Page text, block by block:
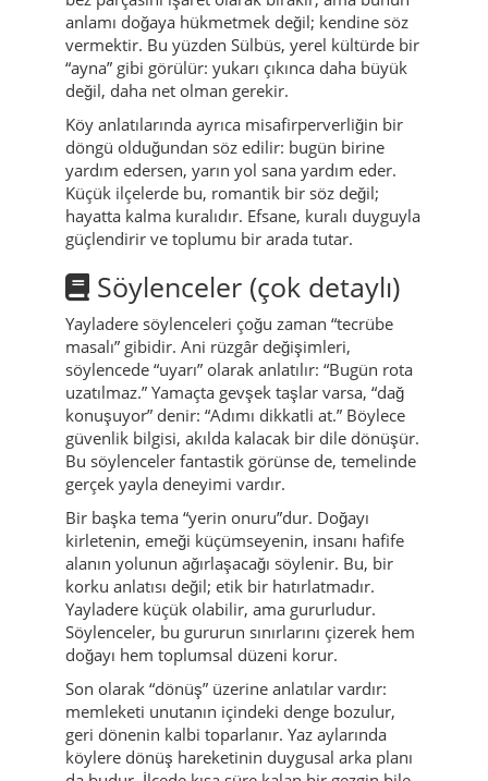
Bir başka efsane Sülbüs’ü “duruş” ile
ilişkilendirir. Rivayete göre insanlar yaylaya
çıktığında dilek dilemek için değil, içini
toparlamak için sessizleşirdi. Bazıları küçük bir
bez parçasını işaret olarak bırakır, ama bunun
anlamı doğaya hükmetmek değil; kendine söz
vermektir. Bu yüzden Sülbüs, yerel kültürde bir
“ayna” gibi görülür: yukarı çıkınca daha büyük
değil, daha net olman gerekir.
Köy anlatılarında ayrıca misafirperverliğin bir
yardım edersen, yarın yol sana yardım eder.
Küçük ilçelerde bu, romantik bir söz değil;
hayatta kalma kuralıdır. Efsane, kuralı duyguyla
güçlendirir ve toplumu bir arada tutar.
Söylenceler (çok detaylı)
Yayladere söylenceleri çoğu zaman “tecrübe
masalı” gibidir. Ani rüzgâr değişimleri,
söylencede “uyarı” olarak anlatılır: “Bugün rota
uzatılmaz.” Yamaçta gevşek taşlar varsa, “dağ
konuşuyor” denir: “Adımı dikkatli at.” Böylece
güvenlik bilgisi, akılda kalacak bir dile dönüşür.
Bu söylenceler fantastik görünse de, temelinde
gerçek yayla deneyimi vardır.
Bir başka tema “yerin onuru”dur. Doğayı
kirletenin, emeği küçümseyenin, insanı hafife
alanın yolunun ağırlaşacağı söylenir. Bu, bir
korku anlatısı değil; etik bir hatırlatmadır.
Yayladere küçük olabilir, ama gururludur.
Söylenceler, bu gururun sınırlarını çizerek hem
doğayı hem toplumsal düzeni korur.